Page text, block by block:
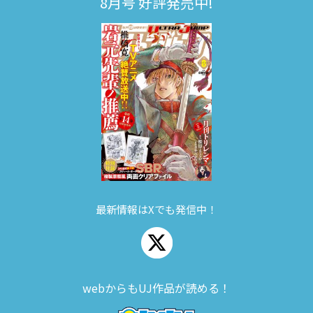
最新情報はXでも発信中！
webからもUJ作品が読める！